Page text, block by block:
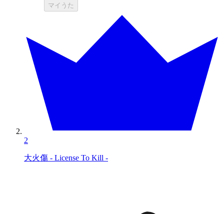
マイうた
2
大火傷 - License To Kill -